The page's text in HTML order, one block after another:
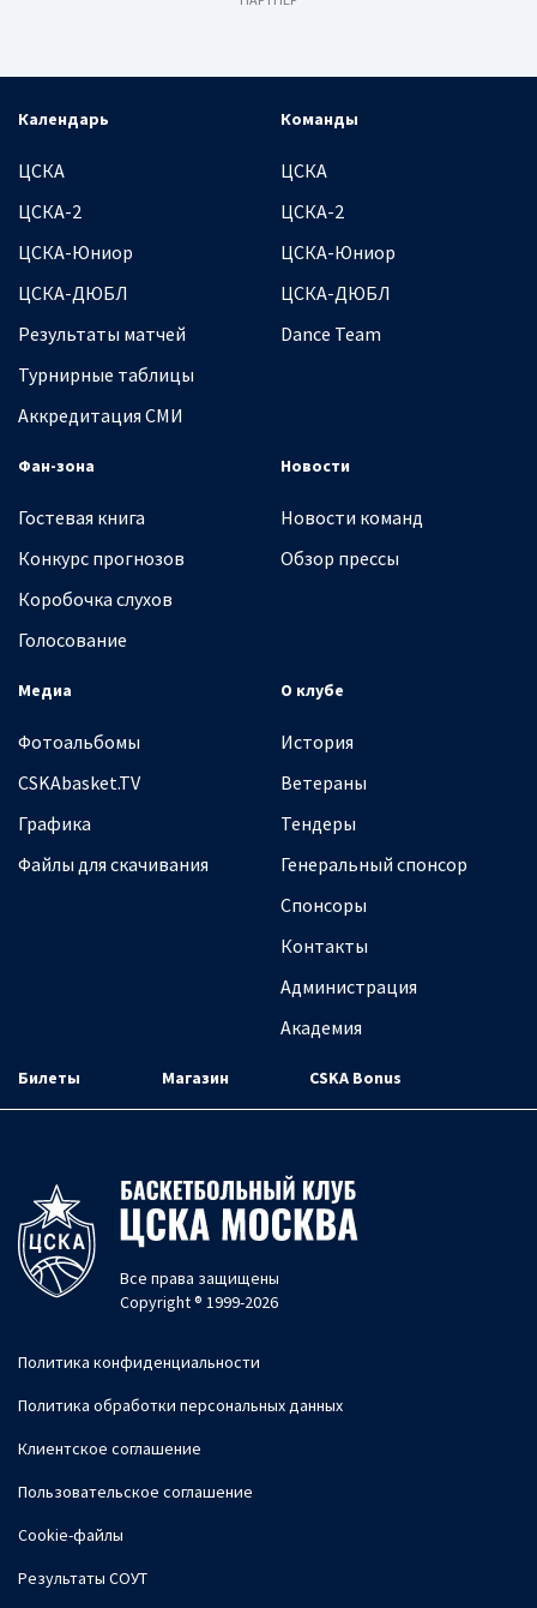
Календарь
ЦСКА
ЦСКА-2
ЦСКА-Юниор
ЦСКА-ДЮБЛ
Результаты матчей
Турнирные таблицы
Аккредитация СМИ
Команды
ЦСКА
ЦСКА-2
ЦСКА-Юниор
ЦСКА-ДЮБЛ
Dance Team
Фан-зона
Гостевая книга
Конкурс прогнозов
Коробочка слухов
Голосование
Новости
Новости команд
Обзор прессы
Медиа
Фотоальбомы
CSKAbasket.TV
Графика
Файлы для скачивания
О клубе
История
Ветераны
Тендеры
Генеральный спонсор
Спонсоры
Контакты
Администрация
Академия
Билеты Магазин CSKA Bonus
Все права защищены
Copyright ® 1999-2026
Политика конфиденциальности
Политика обработки персональных данных
Клиентское соглашение
Пользовательское соглашение
Cookie-файлы
Результаты СОУТ